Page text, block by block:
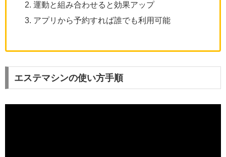
運動と組み合わせると効果アップ
アプリから予約すれば誰でも利用可能
エステマシンの使い方手順